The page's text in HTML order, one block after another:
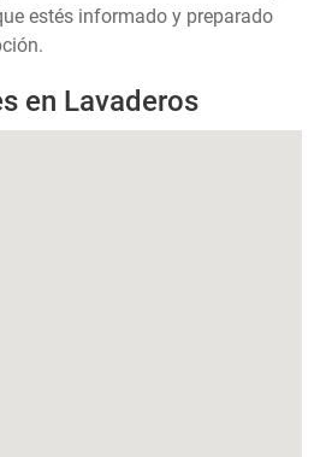
estés informado y preparado
en Lavaderos